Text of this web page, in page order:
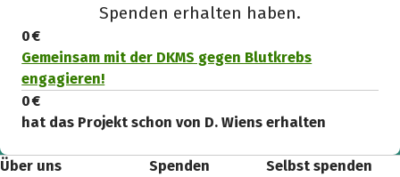
Spenden erhalten haben.
0 €
Gemeinsam mit der DKMS gegen Blutkrebs
engagieren!
0 €
hat das Projekt schon von D. Wiens erhalten
Über uns
Spenden
Selbst spenden